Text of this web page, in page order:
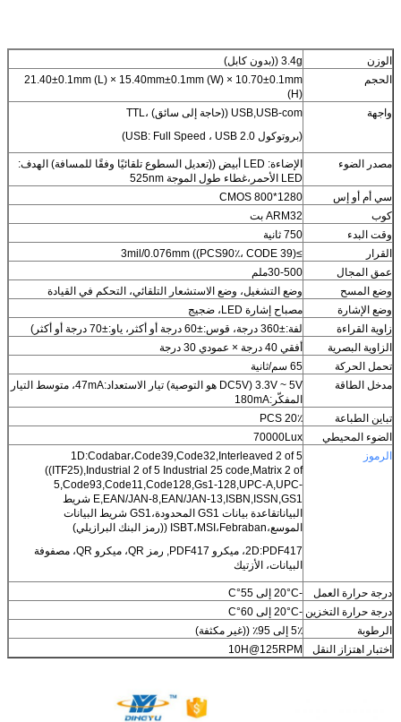
الوزن
3.4g ((بدون كابل)
الحجم
21.40±0.1mm (L) × 15.40mm±0.1mm (W) × 10.70±0.1mm
(H)
واجهة
USB,USB-com ((حاجة إلى سائق) ،TTL
(بروتوكول USB: Full Speed ، USB 2.0)
مصدر الضوء
الإضاءة: LED أبيض ((تعديل السطوع تلقائيًا وفقًا للمسافة) الهدف:
LED الأحمر،غطاء طول الموجة 525nm
سي أم أو إس
1280*800 CMOS
كوب
ARM32 بت
وقت البدء
750 ثانية
القرار
≥3mil/0.076mm ((PCS90٪، CODE 39)
عمق المجال
30-500ملم
وضع المسح
وضع التشغيل، وضع الاستشعار التلقائي، التحكم في القيادة
وضع الإشارة
مصباح إشارة LED، ضجيج
زاوية القراءة
لفة:±360 درجة، قوس:±60 درجة أو أكثر، ياو:±70 درجة أو أكثر)
الزاوية البصرية
أفقي 40 درجة × عمودي 30 درجة
تحمل الحركة
65 سم/ثانية
مدخل الطاقة
3.3V ~ 5V (DC5V هو التوصية) تيار الاستعداد:47mA، متوسط التيار
المفكّر:180mA
تباين الطباعة
20٪ PCS
الضوء المحيطي
70000Lux
الرموز
1D:Codabar،Code39,Code32,Interleaved 2 of 5
((ITF25),Industrial 2 of 5 Industrial 25 code,Matrix 2 of
5,Code93,Code11,Code128,Gs1-128,UPC-A,UPC-
E,EAN/JAN-8,EAN/JAN-13,ISBN,ISSN,GS1 شريط
البياناتقاعدة بيانات GS1 المحدودة،GS1 شريط البيانات
الموسع،ISBT،MSI،Febraban ((رمز البنك البرازيلي)
2D:PDF417، ميكرو PDF417, رمز QR، ميكرو QR، مصفوفة
البيانات، الأزتيك
درجة حرارة العمل
-20°C إلى 55°C
درجة حرارة التخزين -20°C إلى 60°C
الرطوبة
5٪ إلى 95٪ ((غير مكثفة)
اختبار اهتزاز النقل
10H@125RPM